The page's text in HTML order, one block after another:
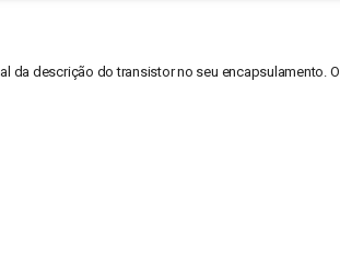
da descrição do transistor no seu encapsulamento. O